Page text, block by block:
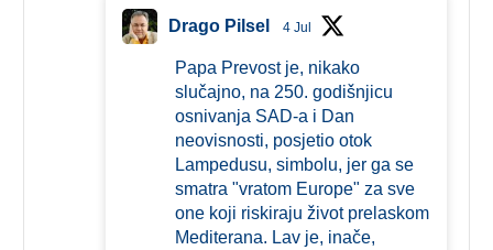
Drago Pilsel 4 Jul
Papa Prevost je, nikako
slučajno, na 250. godišnjicu
osnivanja SAD-a i Dan
neovisnosti, posjetio otok
Lampedusu, simbolu, jer ga se
smatra "vratom Europe" za sve
one koji riskiraju život prelaskom
Mediterana. Lav je, inače,